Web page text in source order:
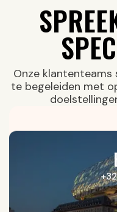
Onze klantenteams
te begeleiden met